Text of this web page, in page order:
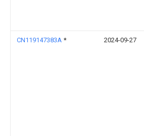
CN119147383A * 2024-09-27